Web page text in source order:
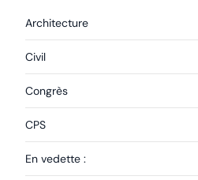
Architecture
Civil
Congrès
CPS
En vedette :